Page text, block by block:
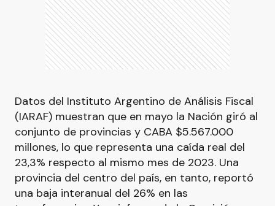
Datos del Instituto Argentino de Análisis Fiscal
(IARAF) muestran que en mayo la Nación giró al
conjunto de provincias y CABA $5.567.000
millones, lo que representa una caída real del
23,3% respecto al mismo mes de 2023. Una
provincia del centro del país, en tanto, reportó
una baja interanual del 26% en las